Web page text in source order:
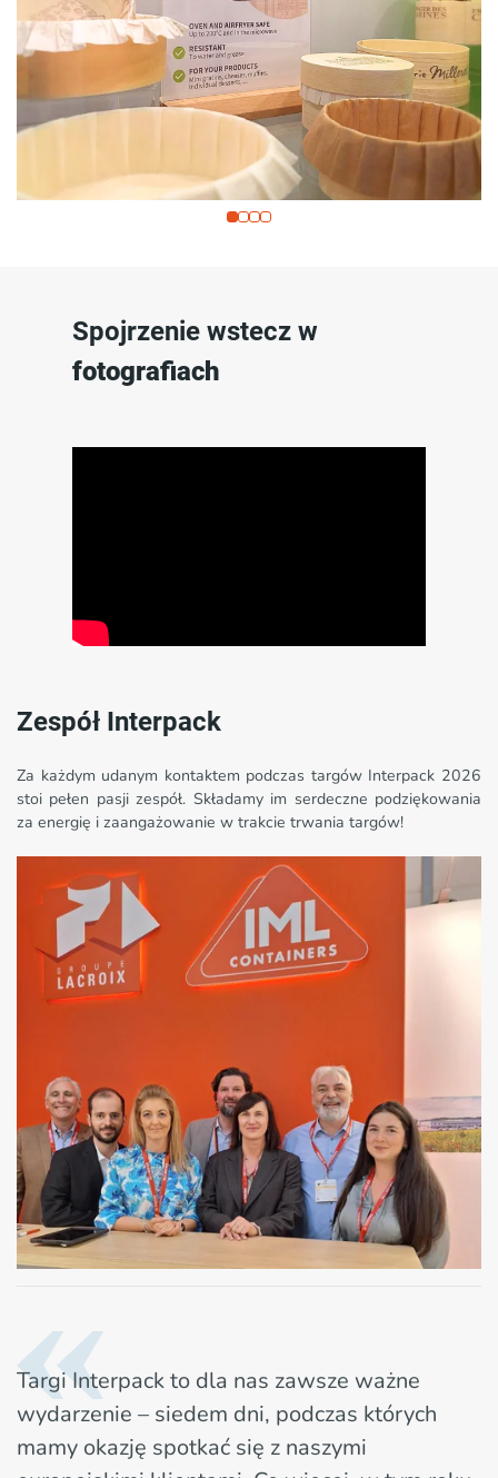
Spojrzenie wstecz w
fotografiach
Zespół Interpack
Za każdym udanym kontaktem podczas targów Interpack 2026
stoi pełen pasji zespół. Składamy im serdeczne podziękowania
za energię i zaangażowanie w trakcie trwania targów!
Targi Interpack to dla nas zawsze ważne
wydarzenie – siedem dni, podczas których
mamy okazję spotkać się z naszymi